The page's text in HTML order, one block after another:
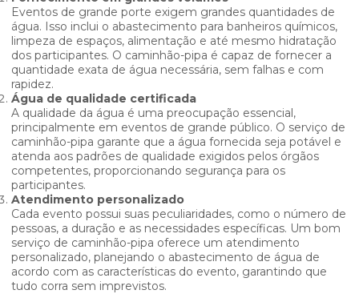
Eventos de grande porte exigem grandes quantidades de
água. Isso inclui o abastecimento para banheiros químicos,
limpeza de espaços, alimentação e até mesmo hidratação
dos participantes. O caminhão-pipa é capaz de fornecer a
quantidade exata de água necessária, sem falhas e com
rapidez.
Água de qualidade certificada
A qualidade da água é uma preocupação essencial,
principalmente em eventos de grande público. O serviço de
caminhão-pipa garante que a água fornecida seja potável e
atenda aos padrões de qualidade exigidos pelos órgãos
competentes, proporcionando segurança para os
participantes.
Atendimento personalizado
Cada evento possui suas peculiaridades, como o número de
pessoas, a duração e as necessidades específicas. Um bom
serviço de caminhão-pipa oferece um atendimento
personalizado, planejando o abastecimento de água de
acordo com as características do evento, garantindo que
tudo corra sem imprevistos.